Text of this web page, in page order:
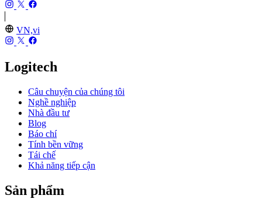
VN,vi
Logitech
Câu chuyện của chúng tôi
Nghề nghiệp
Nhà đầu tư
Blog
Báo chí
Tính bền vững
Tái chế
Khả năng tiếp cận
Sản phẩm